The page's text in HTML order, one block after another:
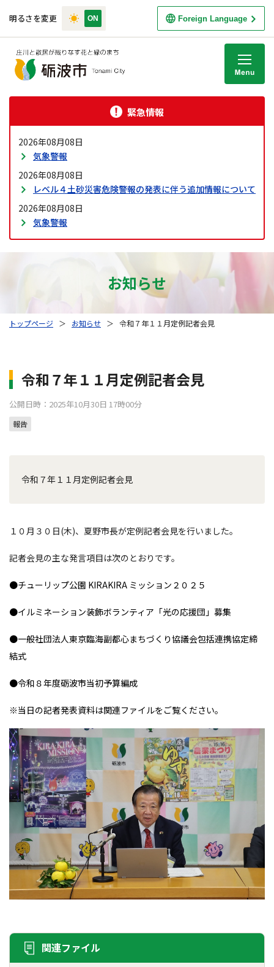
明るさを変更 Foreign Language
緊急情報
2026年08月08日
気象警報
2026年08月08日
レベル４土砂災害危険警報の発表に伴う追加情報について
2026年08月08日
気象警報
お知らせ
トップページ ＞ お知らせ ＞ 令和７年１１月定例記者会見
令和７年１１月定例記者会見
公開日時：2025年10月30日 17時00分
報告
令和７年１１月定例記者会見
１０月３０日(木)、夏野市長が定例記者会見を行いました。
記者会見の主な発言項目は次のとおりです。
●チューリップ公園 KIRAKIRA ミッション２０２５
●イルミネーション装飾ボランティア「光の応援団」募集
●一般社団法人東京臨海副都心まちづくり協議会包括連携協定締
結式
●令和８年度砺波市当初予算編成
※当日の記者発表資料は関連ファイルをご覧ください。
関連ファイル